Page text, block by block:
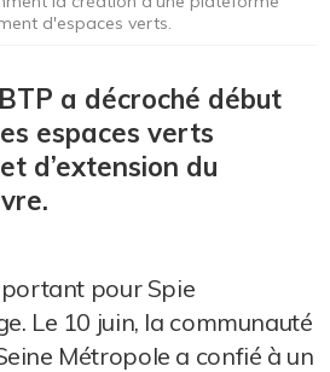
d'espaces verts.
a décroché début
espaces verts
d’extension du
pour Spie
Le 10 juin, la communauté
Métropole a confié à un